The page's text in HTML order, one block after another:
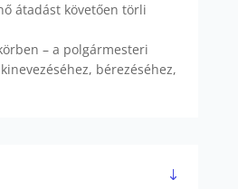
átadást követően törli
– a polgármesteri
bérezéséhez,